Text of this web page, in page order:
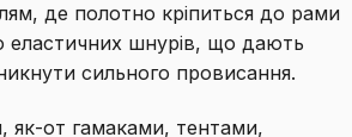
де полотно кріпиться до рами
еластичних шнурів, що дають
сильного провисання.
як-от гамаками, тентами,